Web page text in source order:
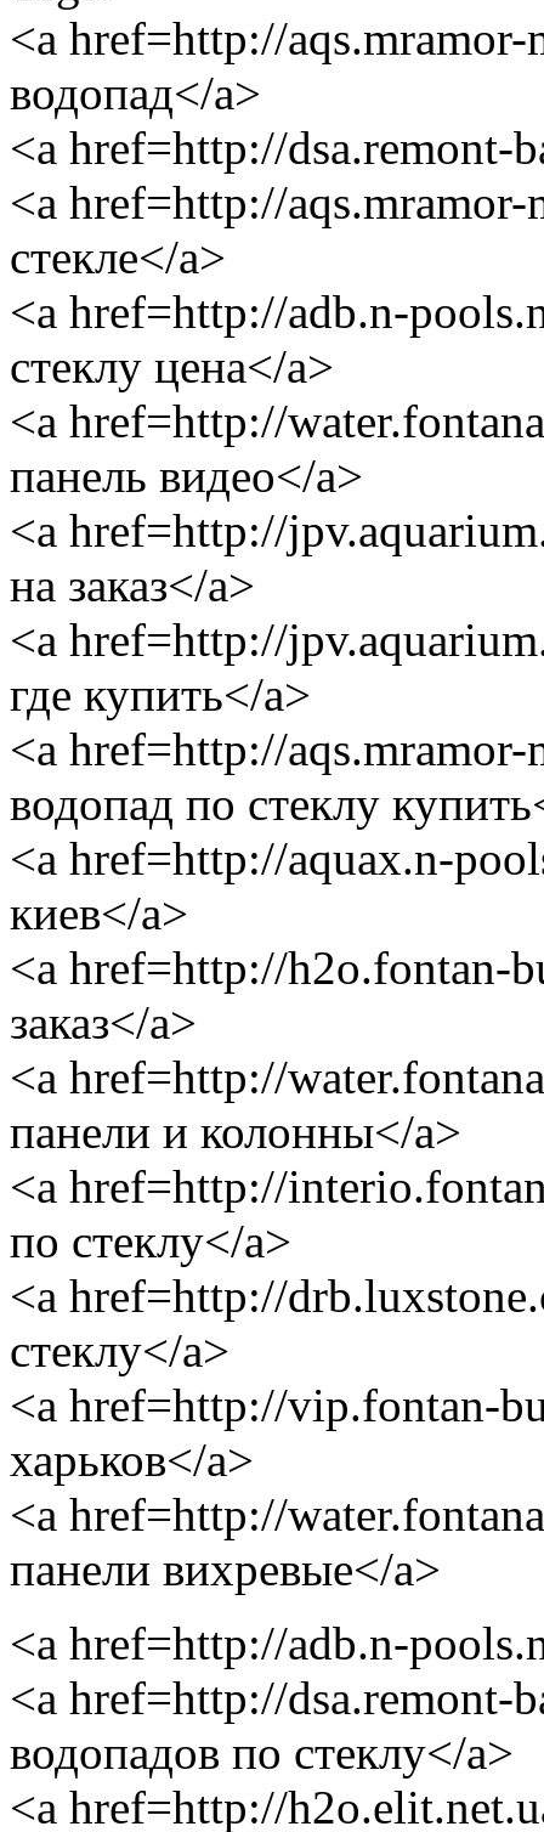
<a href=http://
водопад</a>
<a href=http://dsa.remont-
<a href=http://aqs.mramor-
стекле</a>
<a href=http://adb.n-
стеклу цена</a>
<a href=http://
панель видео</a>
<a href=http://
на заказ</a>
<a href=http://
где купить</a>
<a href=http://
водопад по стеклу
<a href=http://aquax.n-
киев</a>
<a href=http://h2o.fontan-
заказ</a>
<a href=http://
панели и колонны</a>
<a href=http://
по стеклу</a>
<a href=http://
стеклу</a>
<a href=http://vip.fontan-
харьков</a>
<a href=http://
панели вихревые</a>
<a href=http://adb.n-
<a href=http://dsa.remont-
водопадов по стеклу</a>
<a href=http://